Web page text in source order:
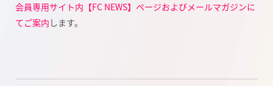
会員専用サイト内【FC NEWS】ページおよびメールマガジンに
てご案内 します。